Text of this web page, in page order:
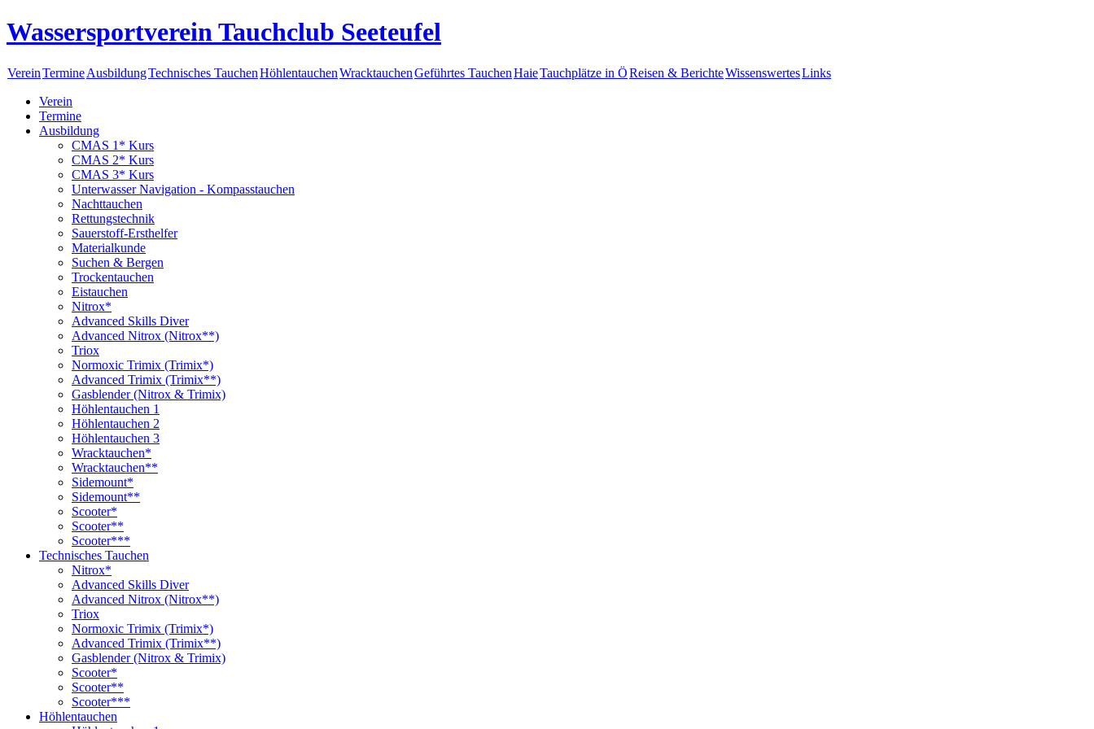
Wassersportverein Tauchclub Seeteufel
VereinTermineAusbildungTechnisches TauchenHöhlentauchenWracktauchenGeführtes TauchenHaieTauchplätze in ÖReisen & BerichteWissenswertesLinks
Verein
Termine
Ausbildung
CMAS 1* Kurs
CMAS 2* Kurs
CMAS 3* Kurs
Unterwasser Navigation - Kompasstauchen
Nachttauchen
Rettungstechnik
Sauerstoff-Ersthelfer
Materialkunde
Suchen & Bergen
Trockentauchen
Eistauchen
Nitrox*
Advanced Skills Diver
Advanced Nitrox (Nitrox**)
Triox
Normoxic Trimix (Trimix*)
Advanced Trimix (Trimix**)
Gasblender (Nitrox & Trimix)
Höhlentauchen 1
Höhlentauchen 2
Höhlentauchen 3
Wracktauchen*
Wracktauchen**
Sidemount*
Sidemount**
Scooter*
Scooter**
Scooter***
Technisches Tauchen
Nitrox*
Advanced Skills Diver
Advanced Nitrox (Nitrox**)
Triox
Normoxic Trimix (Trimix*)
Advanced Trimix (Trimix**)
Gasblender (Nitrox & Trimix)
Scooter*
Scooter**
Scooter***
Höhlentauchen